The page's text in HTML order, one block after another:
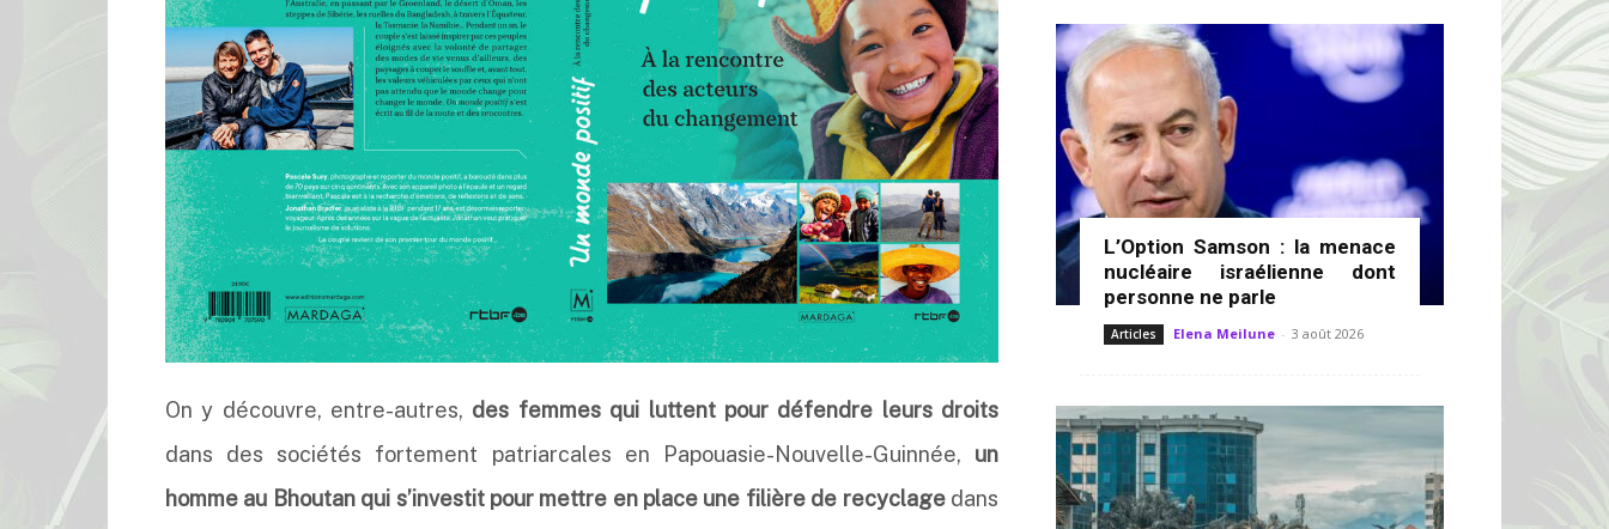
On y découvre, entre-autres, des femmes qui luttent pour défendre leurs droits
dans des sociétés fortement patriarcales en Papouasie-Nouvelle-Guinnée, un
homme au Bhoutan qui s’investit pour mettre en place une filière de recyclagedans
L’Option Samson : la menace
nucléaire israélienne dont
personne ne parle
Articles Elena Meilune - 3 août 2026